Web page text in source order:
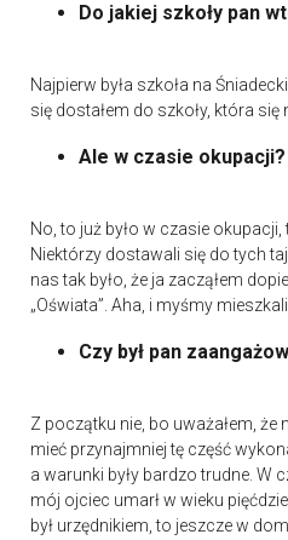
Do jakiej szkoły pan
Najpierw była szkoła na
się dostałem do szkoły, która się
Ale w czasie okupacji?
No, to już było w czasie okupacji,
Niektórzy dostawali się do tych
nas tak było, że ja zacząłem
„Oświata”. Aha, i myśmy
Czy był pan
Z początku nie, bo uważałem, że
mieć przynajmniej tę część
a warunki były bardzo trudne. W
mój ojciec umarł w wieku
był urzędnikiem, to jeszcze w